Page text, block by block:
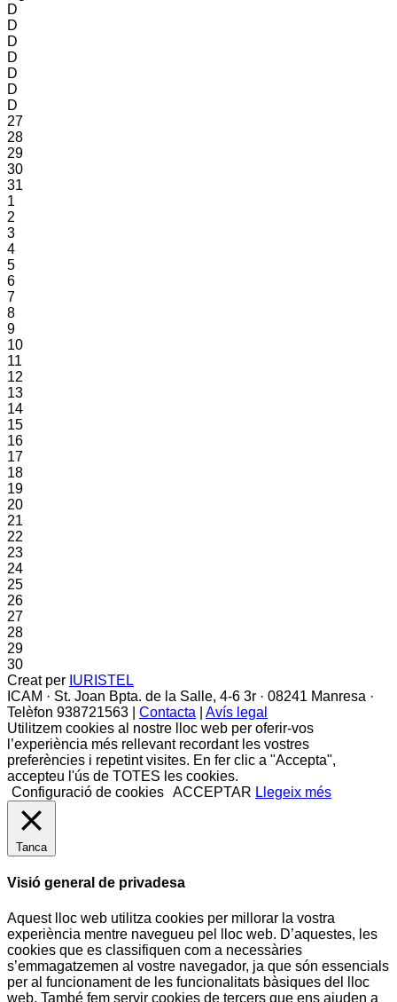
D
D
D
D
D
D
D
27
28
29
30
31
1
2
3
4
5
6
7
8
9
10
11
12
13
14
15
16
17
18
19
20
21
22
23
24
25
26
27
28
29
30
Creat per IURISTEL
ICAM · St. Joan Bpta. de la Salle, 4-6 3r · 08241 Manresa ·
Telèfon 938721563 | Contacta
Avís legal
Utilitzem cookies al nostre lloc web per oferir-vos
l’experiència més rellevant recordant les vostres
preferències i repetint visites. En fer clic a "Accepta",
accepteu l'ús de TOTES les cookies.
Configuració de cookies ACCEPTAR Llegeix més
Tanca
Visió general de privadesa
Aquest lloc web utilitza cookies per millorar la vostra
experiència mentre navegueu pel lloc web. D’aquestes, les
cookies que es classifiquen com a necessàries
s’emmagatzemen al vostre navegador, ja que són essencials
per al funcionament de les funcionalitats bàsiques del lloc
web. També fem servir cookies de tercers que ens ajuden a